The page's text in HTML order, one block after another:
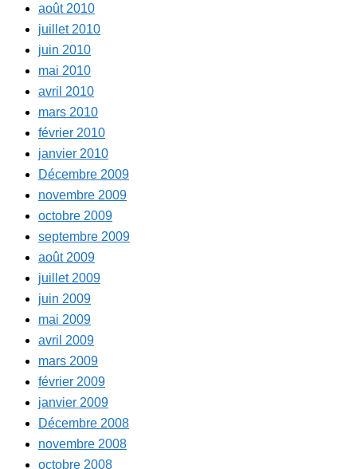
août 2010
juillet 2010
juin 2010
mai 2010
avril 2010
mars 2010
février 2010
janvier 2010
Décembre 2009
novembre 2009
octobre 2009
septembre 2009
août 2009
juillet 2009
juin 2009
mai 2009
avril 2009
mars 2009
février 2009
janvier 2009
Décembre 2008
novembre 2008
octobre 2008